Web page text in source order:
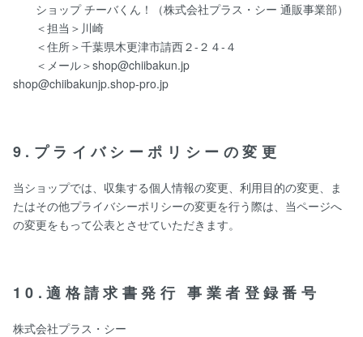
ショップ チーバくん！（株式会社プラス・シー 通販事業部）
＜担当＞川崎
＜住所＞千葉県木更津市請西２-２４-４
＜メール＞shop@chiibakun.jp
shop@chiibakunjp.shop-pro.jp
9.プライバシーポリシーの変更
当ショップでは、収集する個人情報の変更、利用目的の変更、ま
たはその他プライバシーポリシーの変更を行う際は、当ページへ
の変更をもって公表とさせていただきます。
10.適格請求書発行 事業者登録番号
株式会社プラス・シー